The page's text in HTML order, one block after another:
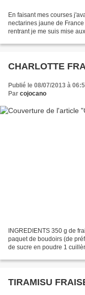
En faisant mes courses
nectarines jaune de
rentrant je me suis mise
CHARLOTTE
Publié le 08/07/2013 à
Par cojocano
INGREDIENTS 350 g de
paquet de boudoirs (de
de sucre en poudre 1
TIRAMISU